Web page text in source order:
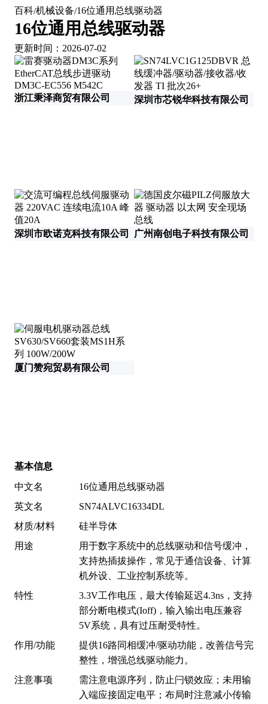
百科/机械设备/16位通用总线驱动器
16位通用总线驱动器
更新时间：2026-07-02
浙江秉泽商贸有限公司 深圳市芯锐华科技有限公司
深圳市欧诺克科技有限公司 广州南创电子科技有限公司
厦门赞宛贸易有限公司
基本信息
中文名
16位通用总线驱动器
英文名
SN74ALVC16334DL
材质/材料
硅半导体
用途
用于数字系统中的总线驱动和信号缓冲，
支持热插拔操作，常见于通信设备、计算
机外设、工业控制系统等。
特性
3.3V工作电压，最大传输延迟4.3ns，支持
部分断电模式(Ioff)，输入输出电压兼容
5V系统，具有过压耐受特性。
作用/功能
提供16路同相缓冲/驱动功能，改善信号完
整性，增强总线驱动能力。
注意事项
需注意电源序列，防止闩锁效应；未用输
入端应接固定电平；布局时注意减小传输